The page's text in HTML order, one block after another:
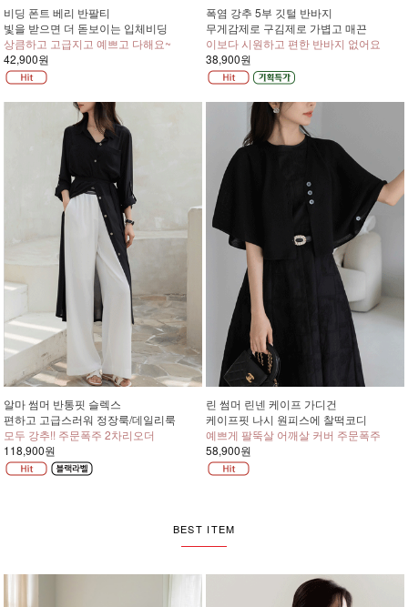
비딩 폰트 베리 반팔티
빛을 받으면 더 돋보이는 입체비딩
상큼하고 고급지고 예쁘고 다해요~
42,900원
폭염 강추 5부 깃털 반바지
무게감제로 구김제로 가볍고 매끈
이보다 시원하고 편한 반바지 없어요
38,900원
알마 썸머 반통핏 슬렉스
편하고 고급스러워 정장룩/데일리룩
모두 강추!! 주문폭주 2차리오더
118,900원
린 썸머 린넨 케이프 가디건
케이프핏 나시 원피스에 찰떡코디
예쁘게 팔뚝살 어깨살 커버 주문폭주
58,900원
BEST ITEM